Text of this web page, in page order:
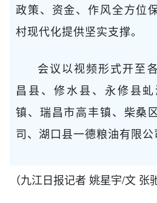
政策、资金、作风全方位
村现代化提供坚实支撑。
会议以视频形式开至
昌县、修水县、永修县
镇、瑞昌市高丰镇、柴桑
司、湖口县一德粮油有限公
（九江日报记者 姚星宇/文 张